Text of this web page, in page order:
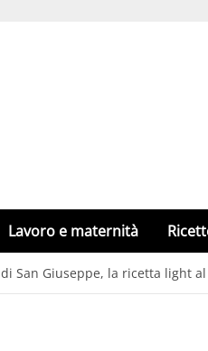
Lavoro e maternità
San Giuseppe, la ricetta light